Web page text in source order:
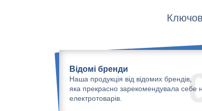
Відомі бренди
Наша продукція від відомих брендів,
яка прекрасно зарекомендувала себе
електротоварів.